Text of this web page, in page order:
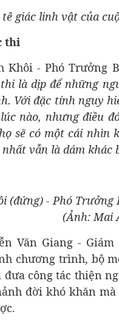
tê giác linh vật của
thi
Khôi - Phó Trưởng
thi là dịp để những
Với đặc tính nguy
nào, nhưng điều
sẽ có một cái nhìn
vẫn là dám
(đứng) - Phó
(Ảnh: Mai
Văn Giang -
chương trình, bộ
đưa công tác thiện
đời khó khăn